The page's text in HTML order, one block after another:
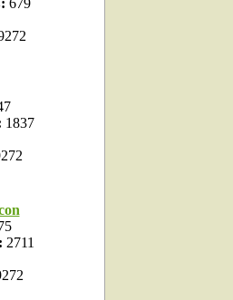
679
1837
2711